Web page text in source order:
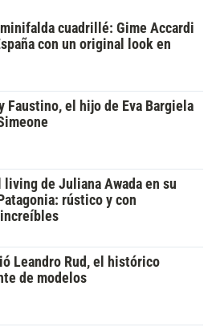
cuadrillé: Gime Accardi
con un original look en
Faustino, el hijo de Eva Bargiela
living de Juliana Awada en su
rústico y con
Leandro Rud, el histórico
de modelos